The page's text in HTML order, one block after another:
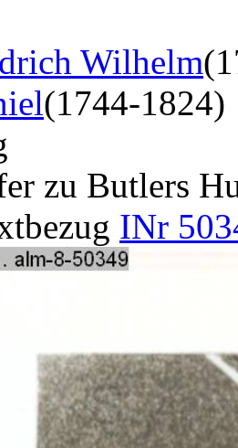
Wilhelm
(1744-1824)
zu Butlers
INr